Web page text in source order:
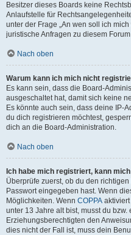
Besitzer dieses Boards keine
Anlaufstelle für
unter der Frage „An wen soll ich
juristische Anfragen zu diesem
Nach oben
Warum kann ich mich nicht
Es kann sein, dass die Board-
ausgeschaltet hat, damit sich keine
Es könnte auch sein, dass deine IP-
du dich registrieren möchtest,
dich an die Board-Administration.
Nach oben
Ich habe mich registriert, kann
Überprüfe zuerst, ob du den
Passwort eingegeben hast. Wenn
Möglichkeiten. Wenn COPPA
unter 13 Jahre alt bist, musst du
Erziehungsberechtigten den
dies nicht der Fall ist, muss dein